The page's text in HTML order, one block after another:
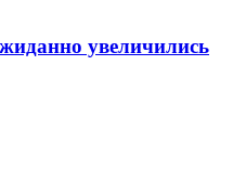
увеличились